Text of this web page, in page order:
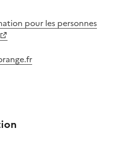
pour les personnes